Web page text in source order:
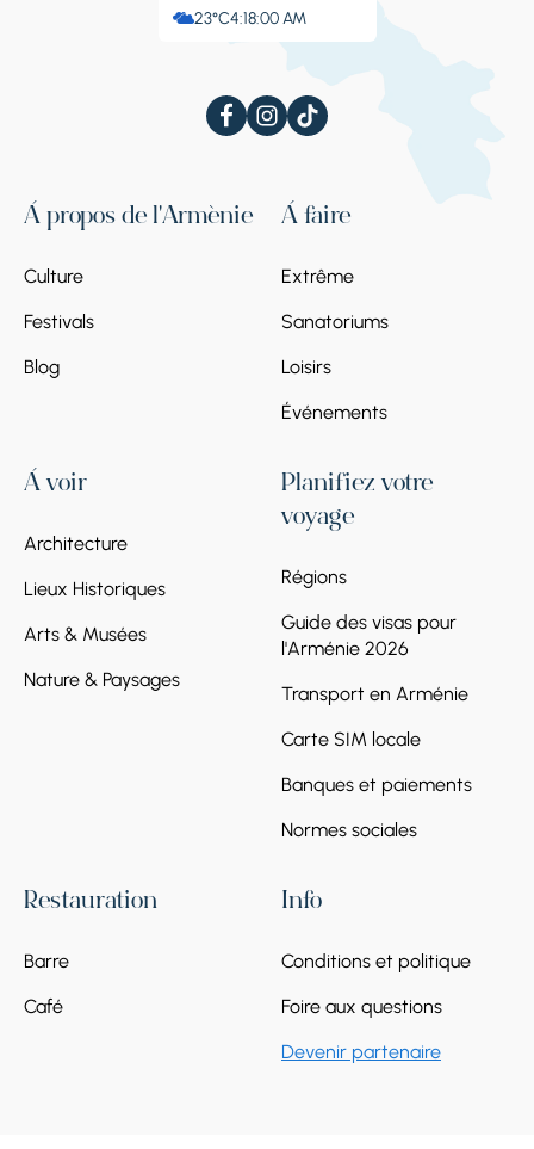
23°C4:18:01 AM
À propos de l'Arménie
Culture
Festivals
Blog
À faire
Extrême
Sanatoriums
Loisirs
Événements
À voir
Architecture
Lieux Historiques
Arts & Musées
Nature & Paysages
Planifiez votre
voyage
Régions
Guide des visas pour
l'Arménie 2026
Transport en Arménie
Carte SIM locale
Banques et paiements
Normes sociales
Restauration
Barre
Café
Info
Conditions et politique
Foire aux questions
Devenir partenaire